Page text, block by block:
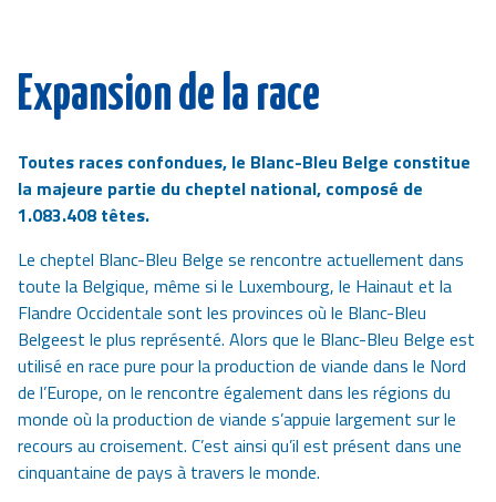
Expansion de la race
Toutes races confondues, le Blanc-Bleu Belge constitue
la majeure partie du cheptel national, composé de
1.083.408 têtes.
Le cheptel Blanc-Bleu Belge se rencontre actuellement dans
toute la Belgique, même si le Luxembourg, le Hainaut et la
Flandre Occidentale sont les provinces où le Blanc-Bleu
Belgeest le plus représenté. Alors que le Blanc-Bleu Belge est
utilisé en race pure pour la production de viande dans le Nord
de l’Europe, on le rencontre également dans les régions du
monde où la production de viande s’appuie largement sur le
recours au croisement. C’est ainsi qu’il est présent dans une
cinquantaine de pays à travers le monde.